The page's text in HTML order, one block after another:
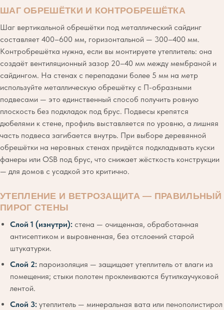
ШАГ ОБРЕШЁТКИ И КОНТРОБРЕШЁТКА
Шаг вертикальной обрешётки под металлический сайдинг
составляет 400–600 мм, горизонтальной — 300–400 мм.
Контробрешётка нужна, если вы монтируете утеплитель: она
создаёт вентиляционный зазор 20–40 мм между мембраной и
сайдингом. На стенах с перепадами более 5 мм на метр
используйте металлическую обрешётку с П-образными
подвесами — это единственный способ получить ровную
плоскость без подкладок под брус. Подвесы крепятся
дюбелями к стене, профиль выставляется по уровню, а лишняя
часть подвеса загибается внутрь. При выборе деревянной
обрешётки на неровных стенах придётся подкладывать куски
фанеры или OSB под брус, что снижает жёсткость конструкции
— для домов с усадкой это критично.
УТЕПЛЕНИЕ И ВЕТРОЗАЩИТА — ПРАВИЛЬНЫЙ
ПИРОГ СТЕНЫ
Слой 1 (изнутри): стена — очищенная, обработанная
антисептиком и выровненная, без отслоений старой
штукатурки.
Слой 2: пароизоляция — защищает утеплитель от влаги из
помещения; стыки полотен проклеиваются бутилкаучуковой
лентой.
Слой 3: утеплитель — минеральная вата или пенополистирол